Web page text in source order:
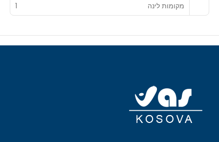
מקומות לינה 1